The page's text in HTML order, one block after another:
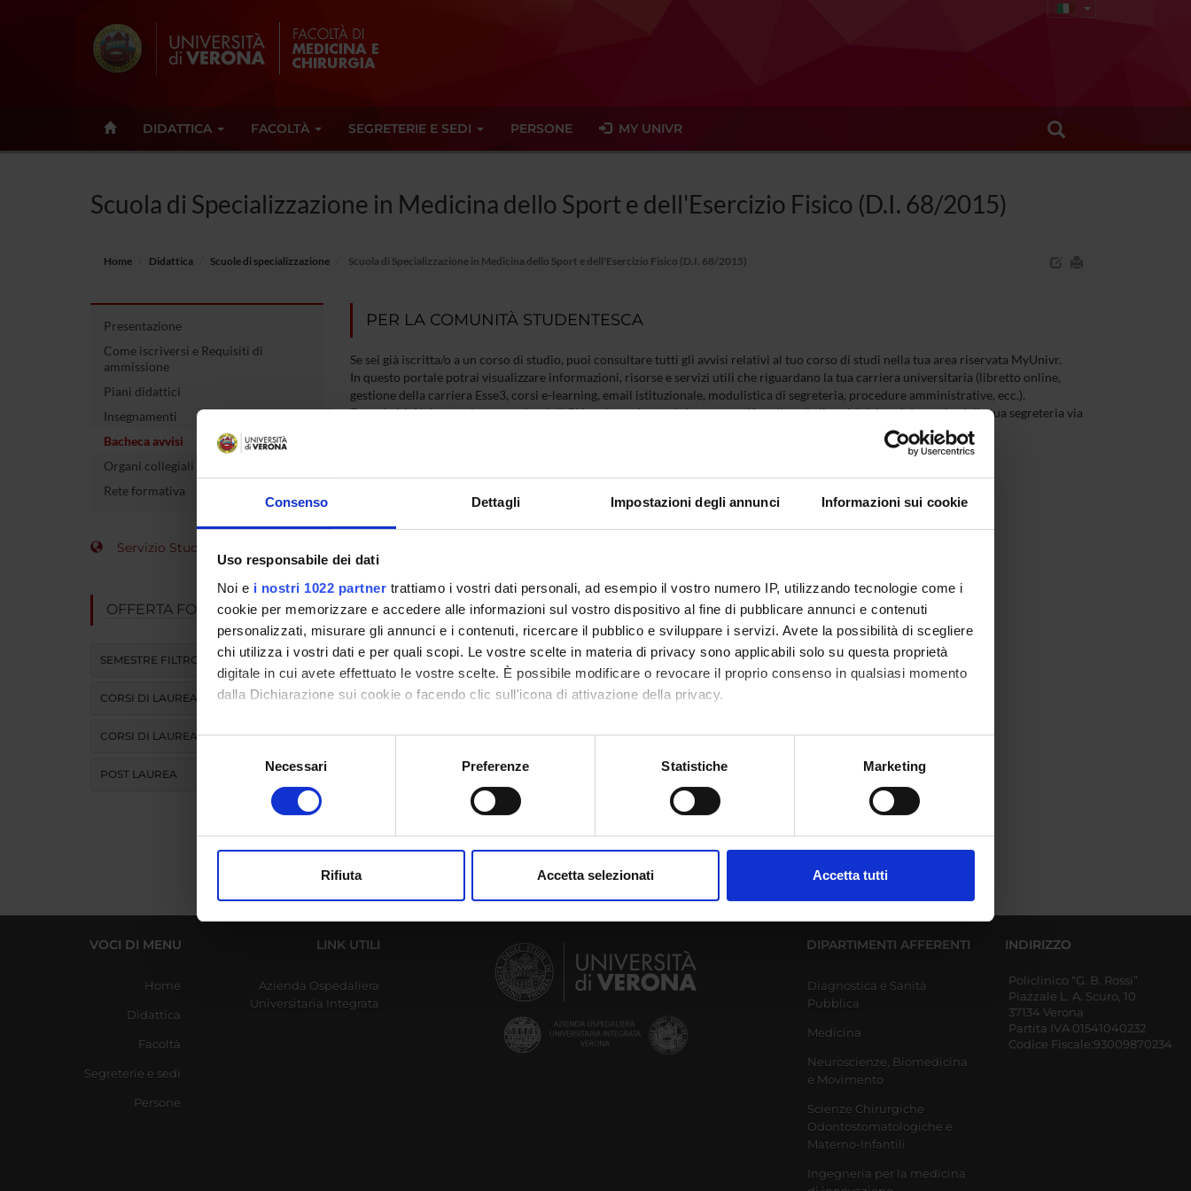
Consenso Dettagli Impostazioni degli annunci Informazioni sui cookie
Uso responsabile dei dati
Noi e i nostri 1022 partner trattiamo i vostri dati personali, ad esempio il vostro numero IP, utilizzando tecnologie come i
cookie per memorizzare e accedere alle informazioni sul vostro dispositivo al fine di pubblicare annunci e contenuti
personalizzati, misurare gli annunci e i contenuti, ricercare il pubblico e sviluppare i servizi. Avete la possibilità di scegliere
chi utilizza i vostri dati e per quali scopi. Le vostre scelte in materia di privacy sono applicabili solo su questa proprietà
digitale in cui avete effettuato le vostre scelte. È possibile modificare o revocare il proprio consenso in qualsiasi momento
dalla Dichiarazione sui cookie o facendo clic sull'icona di attivazione della privacy.
Con il tuo consenso, vorremmo anche:
raccogliere informazioni sulla tua posizione geografica, con un'approssimazione di qualche metro,
digitali).
modificare o ritirare il tuo consenso in qualsiasi momento dalla Dichiarazione sui cookie.
che hanno raccolto dal tuo utilizzo dei loro servizi.
Selezione
Necessari Preferenze Statistiche Marketing
Rifiuta Accetta selezionati Accetta tutti
DIDATTICA FACOLTÀ SEGRETERIE E SEDI PERSONE MY UNIVR
Scuola di Specializzazione in Medicina dello Sport e dell'Esercizio Fisico (D.I. 68/2015)
Home Didattica Scuole di specializzazione Scuola di Specializzazione in Medicina dello Sport e dell'Esercizio Fisico (D.I. 68/2015)
Presentazione
Come iscriversi e Requisiti di
ammissione
Piani didattici
Insegnamenti
Bacheca avvisi
Organi collegiali e di governo
Rete formativa
Servizio Studenti Internazionali
OFFERTA FORMATIVA
SEMESTRE FILTRO
CORSI DI LAUREA
CORSI DI LAUREA MAGISTRALE
POST LAUREA
PER LA COMUNITÀ STUDENTESCA
Se sei già iscritta/o a un corso di studio, puoi consultare tutti gli avvisi relativi al tuo corso di studi nella tua area riservata MyUnivr.
In questo portale potrai visualizzare informazioni, risorse e servizi utili che riguardano la tua carriera universitaria (libretto online,
gestione della carriera Esse3, corsi e-learning, email istituzionale, modulistica di segreteria, procedure amministrative, ecc.).
Entra in MyUnivr con le tue credenziali GIA: solo così potrai ricevere notifica di tutti gli avvisi dei tuoi docenti e della tua segreteria via
VOCI DI MENU
Home
Didattica
Facoltà
Segreterie e sedi
Persone
LINK UTILI
Azienda Ospedaliera
Universitaria Integrata
DIPARTIMENTI AFFERENTI
Diagnostica e Sanità
Pubblica
Medicina
Neuroscienze, Biomedicina
e Movimento
Scienze Chirurgiche
Odontostomatologiche e
Materno-Infantili
Ingegneria per la medicina
INDIRIZZO
Policlinico “G. B. Rossi”
Piazzale L. A. Scuro, 10
37134 Verona
Partita IVA 01541040232
Codice Fiscale:93009870234